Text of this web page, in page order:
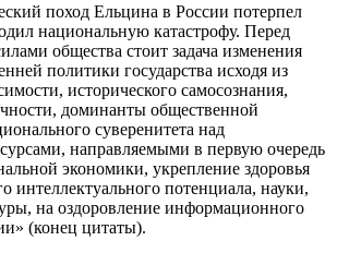
поход Ельцина в России потерпел
национальную катастрофу. Перед
общества стоит задача изменения
политики государства исходя из
исторического самосознания,
доминанты общественной
суверенитета над
направляемыми в первую очередь
экономики, укрепление здоровья
интеллектуального потенциала, науки,
на оздоровление информационного
(конец цитаты).